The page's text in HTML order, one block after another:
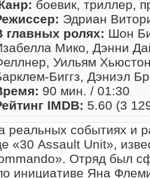
боевик, триллер,
Эдриан
главных ролях: Шон
Мико, Дэнни
Уильям
Биггз, Дэниэл
90 мин. / 01:30
IMDB: 5.60 (3
реальных событиях и
«30 Assault Unit»,
Отряд был
инициативе Яна